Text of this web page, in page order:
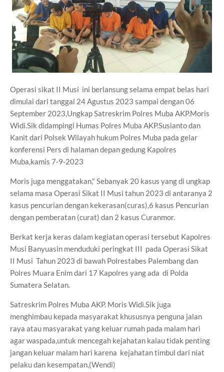
Operasi sikat II Musi ini berlansung selama empat belas hari
dimulai dari tanggal 24 Agustus 2023 sampai dengan 06
September 2023,Ungkap Satreskrim Polres Muba AKP.Moris
Widi.Sik didampingi Humas Polres Muba AKP.Susianto dan
Kanit dari Polsek Wilayah hukum Polres Muba pada gelar
konferensi Pers di halaman depan gedung Kapolres
Muba,kamis 7-9-2023
Moris juga menggatakan," Sebanyak 20 kasus yang di ungkap
selama masa Operasi Sikat II Musi tahun 2023 di antaranya 2
kasus pencurian dengan kekerasan(curas),6 kasus Pencurian
dengan pemberatan (curat) dan 2 kasus Curanmor.
Berkat kerja keras dalam kegiatan operasi tersebut Kapolres
Musi Banyuasin menduduki peringkat III pada Operasi Sikat
II Musi Tahun 2023 di bawah Polrestabes Palembang dan
Polres Muara Enim dari 17 Kapolres yang ada di Polda
Sumatera Selatan.
Satreskrim Polres Muba AKP. Moris Widi.Sik juga
menghimbau kepada masyarakat khususnya penguna jalan
raya atau masyarakat yang keluar rumah pada malam hari
agar waspada,untuk mencegah kejahatan kalau tidak penting
jangan keluar malam hari karena kejahatan timbul dari niat
pelaku dan kesempatan,(Wendi)